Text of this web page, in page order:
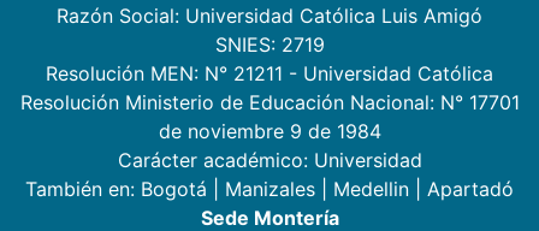
Razón Social: Universidad Católica Luis Amigó
SNIES: 2719
Resolución MEN: N° 21211 - Universidad Católica
Resolución Ministerio de Educación Nacional: N° 17701
de noviembre 9 de 1984
Carácter académico: Universidad
También en: Bogotá Manizales Medellin
Apartadó
Sede Montería